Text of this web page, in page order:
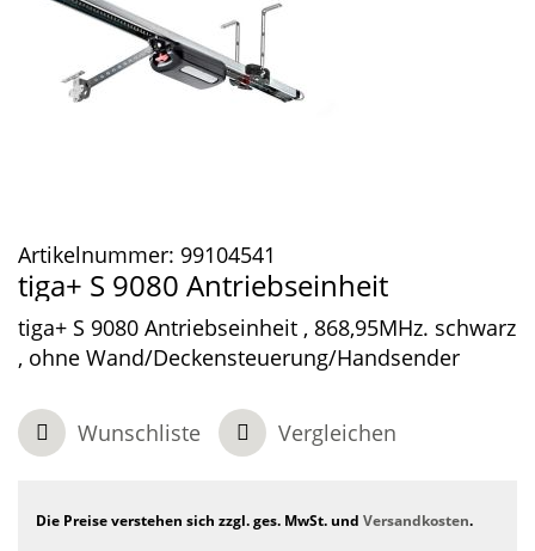
Artikelnummer: 99104541
tiga+ S 9080 Antriebseinheit
tiga+ S 9080 Antriebseinheit , 868,95MHz. schwarz
, ohne Wand/Deckensteuerung/Handsender
Wunschliste Vergleichen
Die Preise verstehen sich zzgl. ges. MwSt. und Versandkosten.